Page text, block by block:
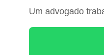
Um advogado